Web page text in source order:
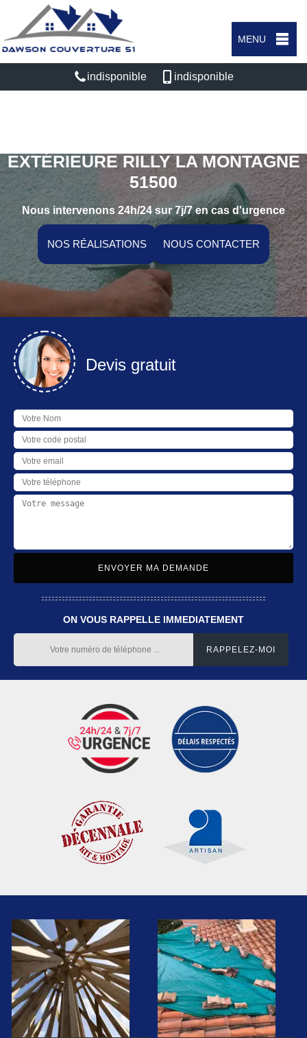
MENU
indisponible indisponible
EXTÉRIEURE RILLY LA MONTAGNE
51500
Nous intervenons 24h/24 sur 7j/7 en cas d'urgence
NOS RÉALISATIONS NOUS CONTACTER
Devis gratuit
ON VOUS RAPPELLE IMMEDIATEMENT